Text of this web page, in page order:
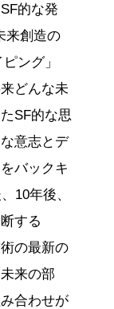
的な発
来創造の
ング」
どんな未
SF的な思
意志とデ
バックキ
10年後、
する
の最新の
来の部
合わせが